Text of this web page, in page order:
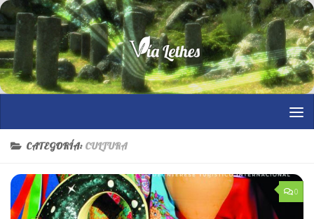
Saltar al contenido
CATEGORÍA: CULTURA
0